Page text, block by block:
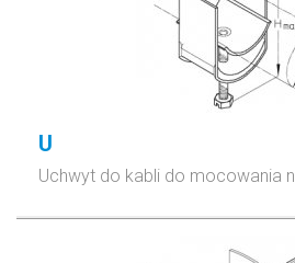
U
Uchwyt do kabli do mocowania